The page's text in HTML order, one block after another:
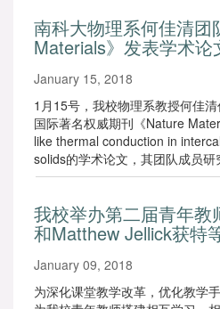
南科大物理系何佳清团
Materials》发表学术论
January 15, 2018
1月15号，我校物理系教授何佳
国际著名权威期刊《Nature
like thermal conduction in
solids的学术论文，其团队成员
项大量研究工作。该论文主要由
完成。
我校举办第二届青年教
和Matthew Jellick获特
January 09, 2018
为深化课堂教学改革，优化教学